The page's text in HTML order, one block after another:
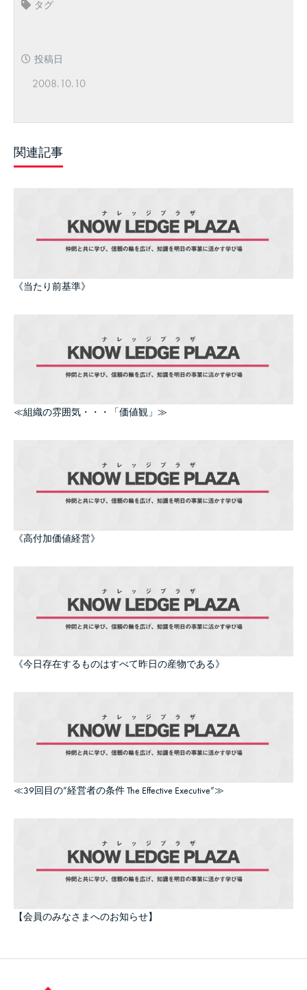
タグ
投稿日
2008.10.10
関連記事
《当たり前基準》
≪組織の雰囲気・・・「価値観」≫
《高付加価値経営》
《今日存在するものはすべて昨日の産物である》
≪39回目の”経営者の条件 The Effective Executive”≫
【会員のみなさまへのお知らせ】